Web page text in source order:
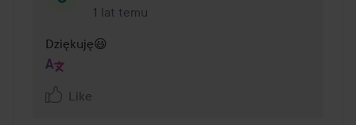
1 lat temu
Komentarz został dodany 1 lat temu
Dziękuję😃
Like